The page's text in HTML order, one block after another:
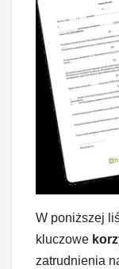
W poniższej
kluczowe
zatrudnienia